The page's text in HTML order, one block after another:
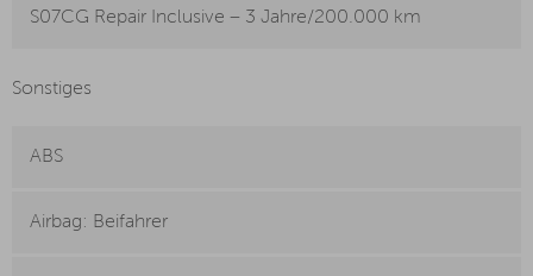
S07CG Repair Inclusive – 3 Jahre/200.000 km
Sonstiges
ABS
Airbag: Beifahrer